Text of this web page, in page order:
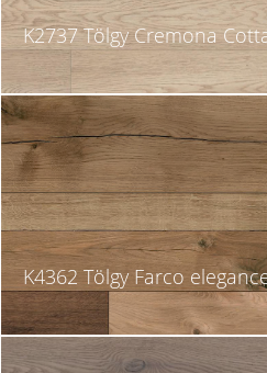
K2737 Tölgy Cremona
K4362 Tölgy Farco